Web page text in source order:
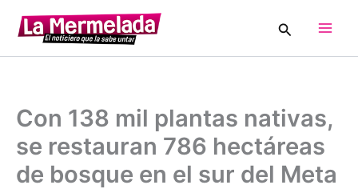
contenido
Buscar
Con 138 mil plantas nativas,
se restauran 786 hectáreas
de bosque en el sur del Meta